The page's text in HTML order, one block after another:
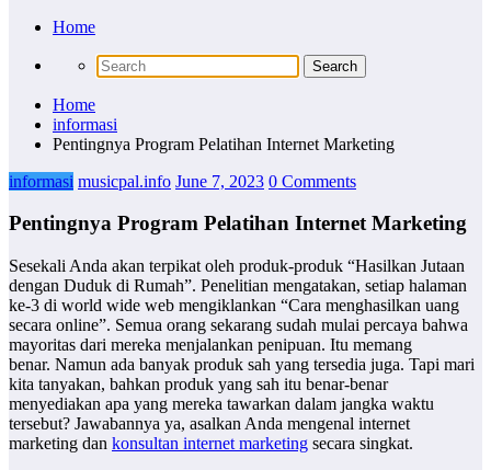
Home
Home
informasi
Pentingnya Program Pelatihan Internet Marketing
informasi musicpal.info June 7, 2023 0 Comments
Pentingnya Program Pelatihan Internet Marketing
Sesekali Anda akan terpikat oleh produk-produk “Hasilkan Jutaan
dengan Duduk di Rumah”. Penelitian mengatakan, setiap halaman
ke-3 di world wide web mengiklankan “Cara menghasilkan uang
secara online”. Semua orang sekarang sudah mulai percaya bahwa
mayoritas dari mereka menjalankan penipuan. Itu memang
benar. Namun ada banyak produk sah yang tersedia juga. Tapi mari
kita tanyakan, bahkan produk yang sah itu benar-benar
menyediakan apa yang mereka tawarkan dalam jangka waktu
tersebut? Jawabannya ya, asalkan Anda mengenal internet
marketing dan konsultan internet marketing secara singkat.